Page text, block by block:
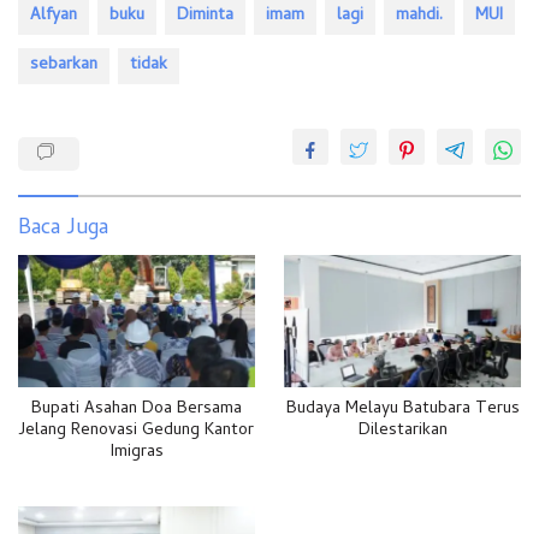
Alfyan buku Diminta imam lagi mahdi.
MUI
sebarkan
tidak
Baca Juga
Bupati Asahan Doa Bersama
Jelang Renovasi Gedung Kantor
Imigras
Budaya Melayu Batubara Terus
Dilestarikan